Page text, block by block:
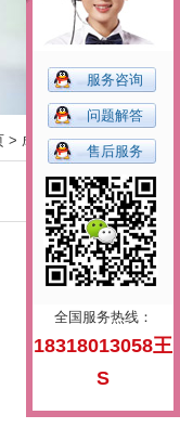
> 成功案例>
服务咨询
问题解答
售后服务
全国服务热线：
18318013058王
S